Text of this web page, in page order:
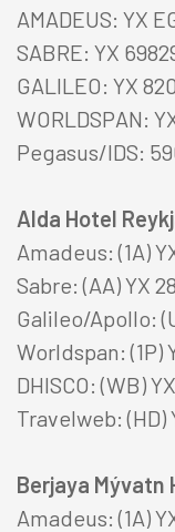
AMADEUS: YX
SABRE: YX
GALILEO: YX
WORLDSPAN:
Pegasus/IDS:
Alda Hotel
Amadeus: (1A)
Sabre: (AA) YX
Galileo/Apollo:
Worldspan: (1P)
DHISCO: (WB)
Travelweb: (HD)
Berjaya Mývatn
Amadeus: (1A)